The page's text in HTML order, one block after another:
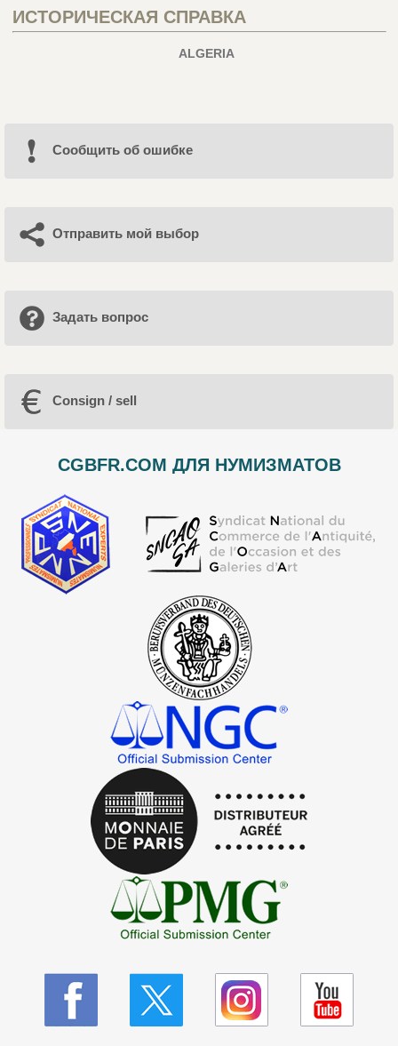
ИСТОРИЧЕСКАЯ СПРАВКА
ALGERIA
Cообщить об ошибке
Отправить мой выбор
Задать вопрос
Consign / sell
CGBFR.COM ДЛЯ НУМИЗМАТОВ